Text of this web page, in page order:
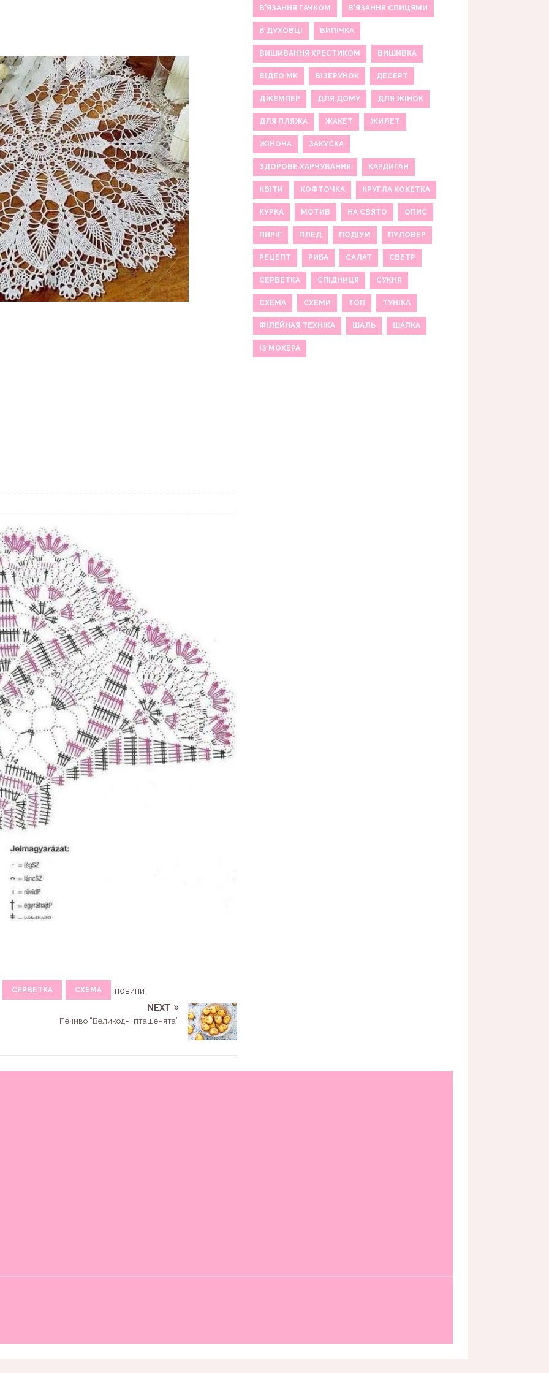
СЕРВЕТКА СХЕМА
новини
NEXT
Печиво “Великодні пташенята”
В'ЯЗАННЯ ГАЧКОМ В'ЯЗАННЯ СПИЦЯМИ
В ДУХОВЦІ ВИПІЧКА
ВИШИВАННЯ ХРЕСТИКОМ ВИШИВКА
ВІДЕО МК ВІЗЕРУНОК ДЕСЕРТ
ДЖЕМПЕР ДЛЯ ДОМУ ДЛЯ ЖІНОК
ДЛЯ ПЛЯЖА ЖАКЕТ ЖИЛЕТ
ЖІНОЧА ЗАКУСКА
ЗДОРОВЕ ХАРЧУВАННЯ КАРДИГАН
КВІТИ КОФТОЧКА КРУГЛА КОКЕТКА
КУРКА МОТИВ НА СВЯТО ОПИС
ПИРІГ ПЛЕД ПОДІУМ ПУЛОВЕР
РЕЦЕПТ РИБА САЛАТ СВЕТР
СЕРВЕТКА СПІДНИЦЯ СУКНЯ
СХЕМА СХЕМИ ТОП ТУНІКА
ФІЛЕЙНАЯ ТЕХНІКА ШАЛЬ ШАПКА
ІЗ МОХЕРА